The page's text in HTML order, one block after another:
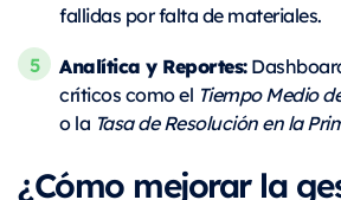
fallidas por falta de materiales.
Analítica y Reportes:
críticos como el Tiempo Medio
o la Tasa de Resolución en la
¿Cómo mejorar la